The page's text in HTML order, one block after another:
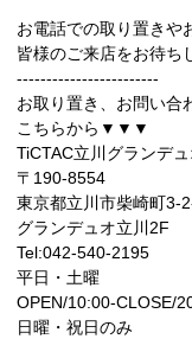
お電話での取り置きや
皆様のご来店をお待ち
------------------------
お取り置き、お問い合
こちらから▼▼▼
TiCTAC立川グランデュ
〒190-8554
東京都立川市柴崎町3-
グランデュオ立川2F
Tel:042-540-2195
平日・土曜
OPEN/10:00-CLOSE/
日曜・祝日のみ